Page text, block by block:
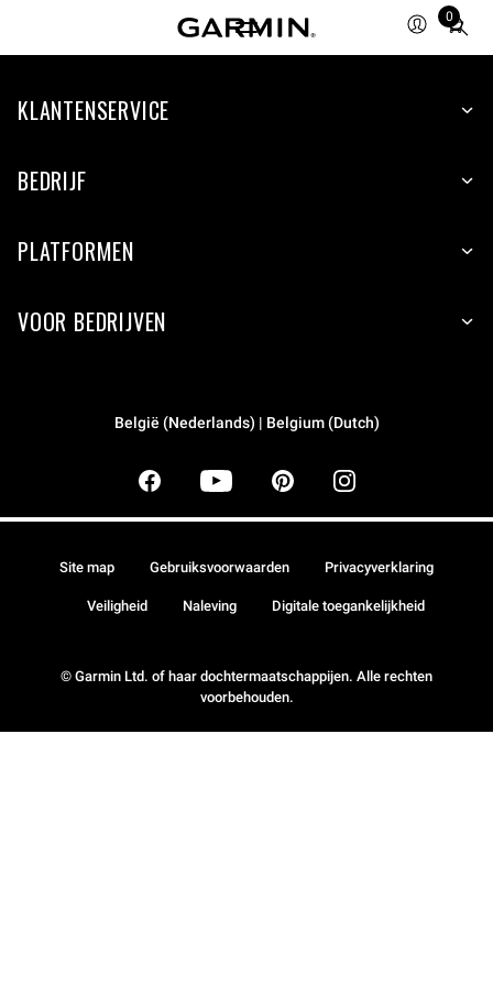
0
Total
items
cart:
KLANTENSERVICE
BEDRIJF
PLATFORMEN
VOOR BEDRIJVEN
België (Nederlands) | Belgium (Dutch)
© Garmin Ltd. of haar dochtermaatschappijen. Alle rechten
voorbehouden.
Site map Gebruiksvoorwaarden Privacyverklaring
Veiligheid Naleving Digitale toegankelijkheid